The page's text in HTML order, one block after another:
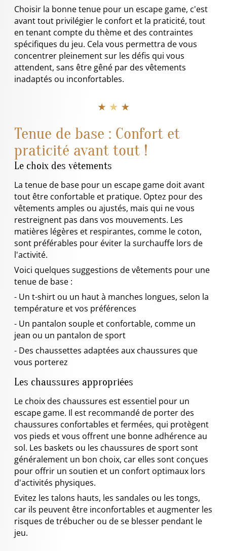
Choisir la bonne tenue pour un escape game, c'est
avant tout privilégier le confort et la praticité, tout
en tenant compte du thème et des contraintes
spécifiques du jeu. Cela vous permettra de vous
concentrer pleinement sur les défis qui vous
attendent, sans être gêné par des vêtements
inadaptés ou inconfortables.
★ ★ ★
Tenue de base : Confort et
praticité avant tout !
Le choix des vêtements
La tenue de base pour un escape game doit avant
tout être confortable et pratique. Optez pour des
vêtements amples ou ajustés, mais qui ne vous
restreignent pas dans vos mouvements. Les
matières légères et respirantes, comme le coton,
sont préférables pour éviter la surchauffe lors de
l'activité.
Voici quelques suggestions de vêtements pour une
tenue de base :
- Un t-shirt ou un haut à manches longues, selon la
température et vos préférences
- Un pantalon souple et confortable, comme un
jean ou un pantalon de sport
- Des chaussettes adaptées aux chaussures que
vous porterez
Les chaussures appropriées
Le choix des chaussures est essentiel pour un
escape game. Il est recommandé de porter des
chaussures confortables et fermées, qui protègent
vos pieds et vous offrent une bonne adhérence au
sol. Les baskets ou les chaussures de sport sont
généralement un bon choix, car elles sont conçues
pour offrir un soutien et un confort optimaux lors
d'activités physiques.
Evitez les talons hauts, les sandales ou les tongs,
car ils peuvent être inconfortables et augmenter les
risques de trébucher ou de se blesser pendant le
jeu.